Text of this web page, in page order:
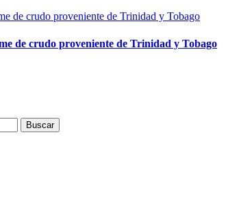
de crudo proveniente de Trinidad y Tobago